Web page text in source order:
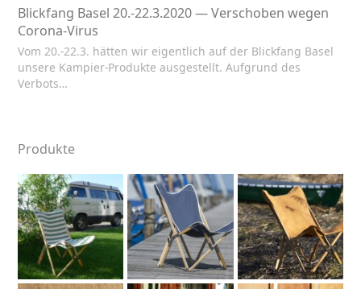
Blickfang Basel 20.-22.3.2020 — Verschoben wegen
Corona-Virus
Vom 20.-22.3. hätten wir eigentlich auf der Blickfang Basel
unsere Kampier-Produkte ausgestellt. Aufgrund des
Verbots…
Produkte